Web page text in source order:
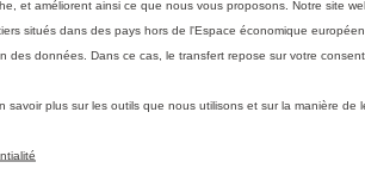
et améliorent ainsi ce que nous vous proposons. Notre site
situés dans des pays hors de l'Espace économique
des données. Dans ce cas, le transfert repose sur votre
savoir plus sur les outils que nous utilisons et sur la manière